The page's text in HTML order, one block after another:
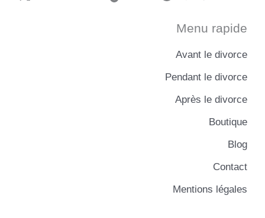
Menu rapide
Avant le divorce
Pendant le divorce
Après le divorce
Boutique
Blog
Contact
Mentions légales